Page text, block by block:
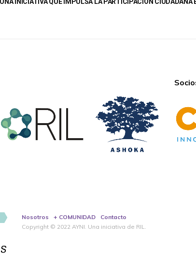
Nosotros + COMUNIDAD
Contacto
Copyright © 2022 AYNI. Una iniciativa de RIL.